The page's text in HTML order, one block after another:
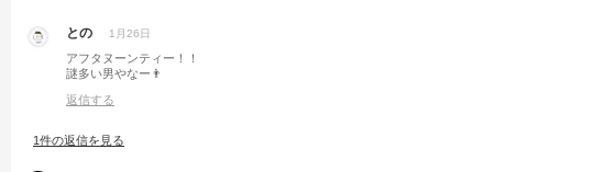
との 1月26日
アフタヌーンティー！！
謎多い男やなー👨
返信する
1件の返信を見る